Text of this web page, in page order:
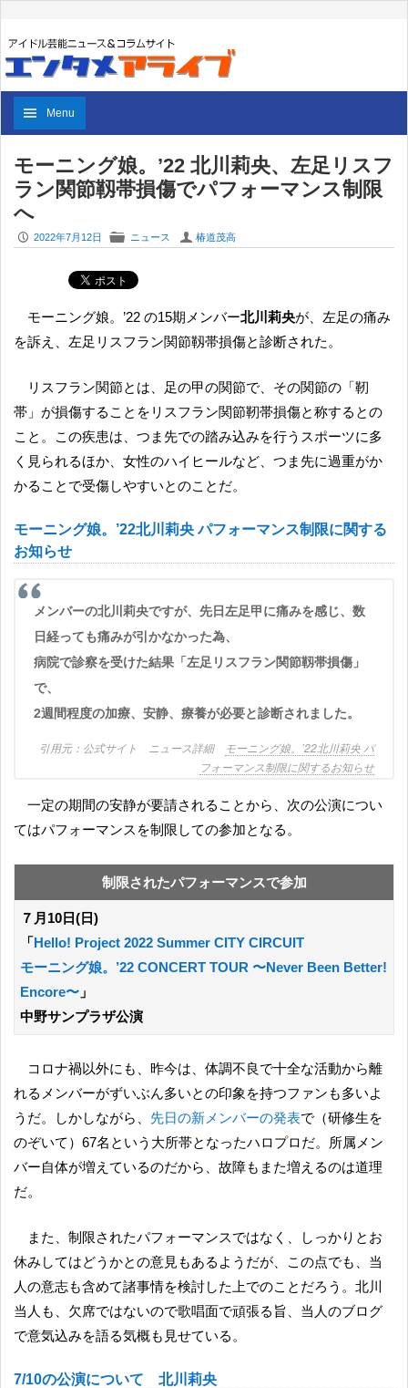
Menu
モーニング娘。’22 北川莉央、左足リスフ
ラン関節靱帯損傷でパフォーマンス制限
へ
P 2022年7月12日 F ニュース U 椿道茂高
モーニング娘。’22 の15期メンバー北川莉央が、左足の痛み
を訴え、左足リスフラン関節靱帯損傷と診断された。
リスフラン関節とは、足の甲の関節で、その関節の「靭
帯」が損傷することをリスフラン関節靭帯損傷と称するとの
こと。この疾患は、つま先での踏み込みを行うスポーツに多
く見られるほか、女性のハイヒールなど、つま先に過重がか
かることで受傷しやすいとのことだ。
モーニング娘。’22北川莉央 パフォーマンス制限に関する
お知らせ
メンバーの北川莉央ですが、先日左足甲に痛みを感じ、数
日経っても痛みが引かなかった為、
病院で診察を受けた結果「左足リスフラン関節靱帯損傷」
で、
2週間程度の加療、安静、療養が必要と診断されました。
公式サイト ニュース詳細
モーニング娘。’22北川莉央 パ
フォーマンス制限に関するお知らせ
一定の期間の安静が要請されることから、次の公演につい
てはパフォーマンスを制限しての参加となる。
制限されたパフォーマンスで参加
７月10日(日)
「Hello! Project 2022 Summer CITY CIRCUIT
モーニング娘。’22 CONCERT TOUR 〜Never Been Better!
Encore〜 」
中野サンプラザ公演
コロナ禍以外にも、昨今は、体調不良で十全な活動から離
れるメンバーがずいぶん多いとの印象を持つファンも多いよ
うだ。しかしながら、 先日の新メンバーの発表で（研修生を
のぞいて）67名という大所帯となったハロプロだ。所属メン
バー自体が増えているのだから、故障もまた増えるのは道理
だ。
また、制限されたパフォーマンスではなく、しっかりとお
休みしてはどうかとの意見もあるようだが、この点でも、当
人の意志も含めて諸事情を検討した上でのことだろう。北川
当人も、欠席ではないので歌唱面で頑張る旨、当人のブログ
で意気込みを語る気概も見せている。
7/10の公演について 北川莉央